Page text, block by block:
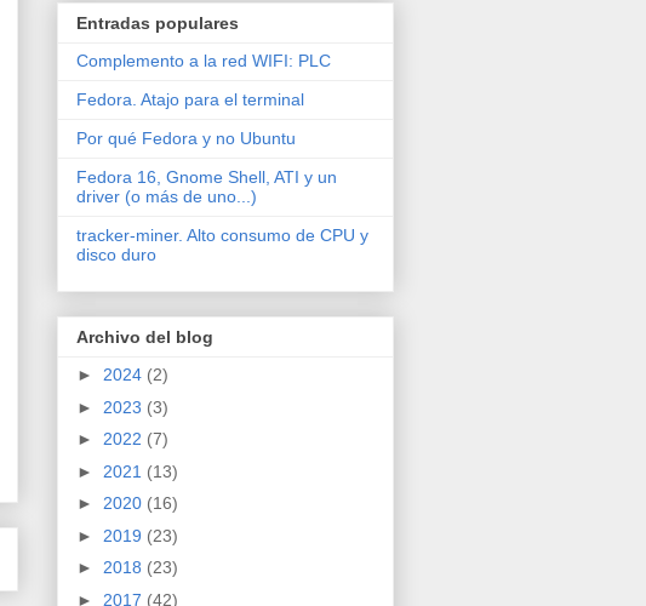
Entradas populares
Complemento a la red WIFI: PLC
Fedora. Atajo para el terminal
Por qué Fedora y no Ubuntu
Fedora 16, Gnome Shell, ATI y un
driver (o más de uno...)
tracker-miner. Alto consumo de CPU y
disco duro
Archivo del blog
► 2024 (2)
► 2023 (3)
► 2022 (7)
► 2021 (13)
► 2020 (16)
► 2019 (23)
► 2018 (23)
► 2017 (42)